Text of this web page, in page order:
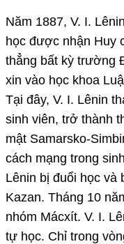
Năm 1887, V. I.
học được nhận Huy
thẳng bất kỳ trường
xin vào học khoa
Tại đây, V. I. Lênin
sinh viên, trở thành
mật Samarsko-
cách mạng trong
Lênin bị đuổi học và
Kazan. Tháng 10
nhóm Mácxít. V. I.
tự học. Chỉ trong